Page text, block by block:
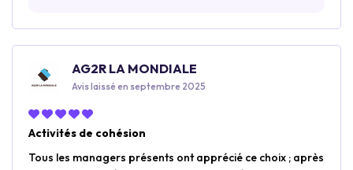
AG2R LA MONDIALE
Avis laissé en septembre 2025
Activités de cohésion
Tous les managers présents ont apprécié ce choix ; après